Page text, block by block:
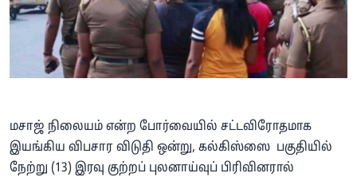
மசாஜ் நிலையம் என்ற போர்வையில் சட்டவிரோதமாக
இயங்கிய விபசார விடுதி ஒன்று, கல்கிஸ்ஸை பகுதியில்
நேற்று (13) இரவு குற்றப் புலனாய்வுப் பிரிவினரால்